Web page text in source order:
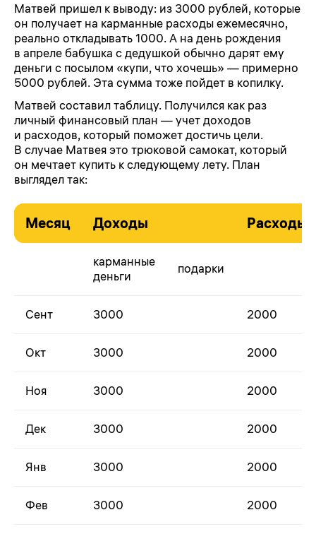
Матвей пришел к выводу: из 3000 рублей, которые
он получает на карманные расходы ежемесячно,
реально откладывать 1000. А на день рождения
в апреле бабушка с дедушкой обычно дарят ему
деньги с посылом «купи, что хочешь» — примерно
5000 рублей. Эта сумма тоже пойдет в копилку.
Матвей составил таблицу. Получился как раз
личный финансовый план — учет доходов
и расходов, который поможет достичь цели.
В случае Матвея это трюковой самокат, который
он мечтает купить к следующему лету. План
выглядел так:
Месяц Доходы Расходы
карманные
деньги
подарки
Сент 3000 2000
Окт 3000 2000
Ноя 3000 2000
Дек 3000 2000
Янв 3000 2000
Фев 3000 2000